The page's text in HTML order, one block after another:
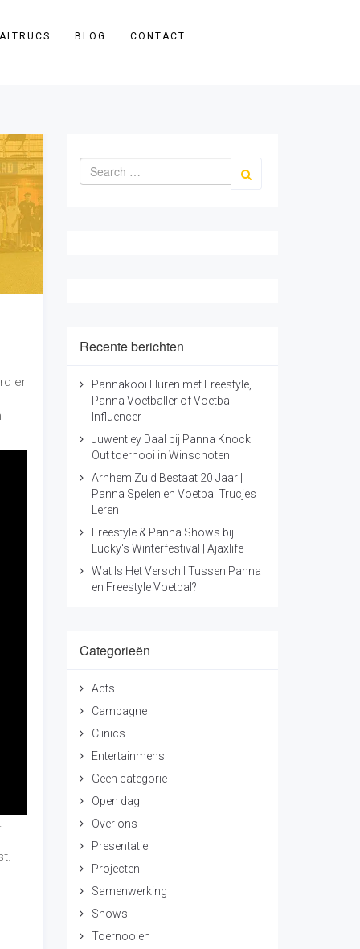
BLOG CONTACT
er
Recente berichten
Pannakooi Huren met Freestyle,
Panna Voetballer of Voetbal
Influencer
Juwentley Daal bij Panna Knock
Out toernooi in Winschoten
Arnhem Zuid Bestaat 20 Jaar |
Panna Spelen en Voetbal Trucjes
Leren
Freestyle & Panna Shows bij
Lucky's Winterfestival | Ajaxlife
Wat Is Het Verschil Tussen Panna
en Freestyle Voetbal?
Categorieën
Acts
Campagne
Clinics
Entertainmens
Geen categorie
Open dag
Over ons
Presentatie
Projecten
Samenwerking
Shows
Toernooien